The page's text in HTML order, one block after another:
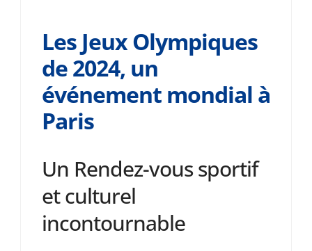
Les Jeux Olympiques
de 2024, un
événement mondial à
Paris
Un Rendez-vous sportif
et culturel
incontournable